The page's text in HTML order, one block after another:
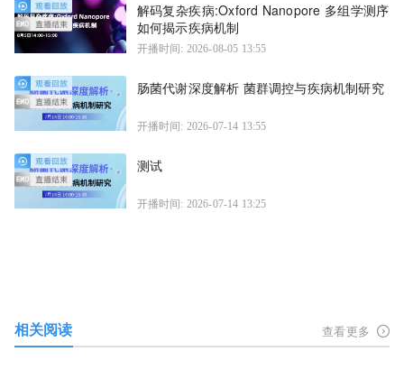
解码复杂疾病:Oxford Nanopore 多组学测序
如何揭示疾病机制
开播时间: 2026-08-05 13:55
肠菌代谢深度解析 菌群调控与疾病机制研究
开播时间: 2026-07-14 13:55
测试
开播时间: 2026-07-14 13:25
相关阅读 查看更多